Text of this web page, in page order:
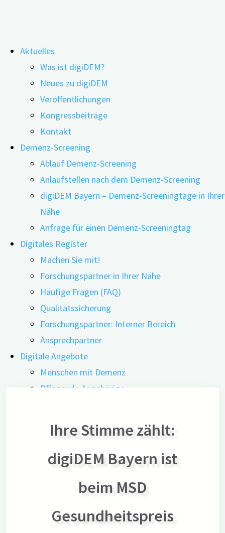
Inhalt
springen
Aktuelles
Was ist digiDEM?
Neues zu digiDEM
Veröffentlichungen
Kongressbeiträge
Kontakt
Demenz-Screening
Ablauf Demenz-Screening
Anlaufstellen nach dem Demenz-Screening
digiDEM Bayern – Demenz-Screeningtage in Ihrer
Nähe
Anfrage für einen Demenz-Screeningtag
Digitales Register
Machen Sie mit!
Forschungspartner in Ihrer Nähe
Häufige Fragen (FAQ)
Qualitätssicherung
Forschungspartner: Interner Bereich
Ansprechpartner
Digitale Angebote
Menschen mit Demenz
Pflegende Angehörige
Übersicht der digitalen Angebote
Pressebereich
Pressemitteilungen
Über digiDEM Bayern
Pressekontakt
Das digitale Demenzregister Bayern erforscht und verbessert
die Angebotsstuktur für Menschen mit Demenz und deren
Angehörige
digiDEM Bayern®
Ihre Stimme zählt:
digiDEM Bayern ist
beim MSD
Gesundheitspreis